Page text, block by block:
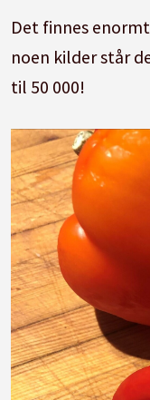
Det finnes
noen kilder står
til 50 000!